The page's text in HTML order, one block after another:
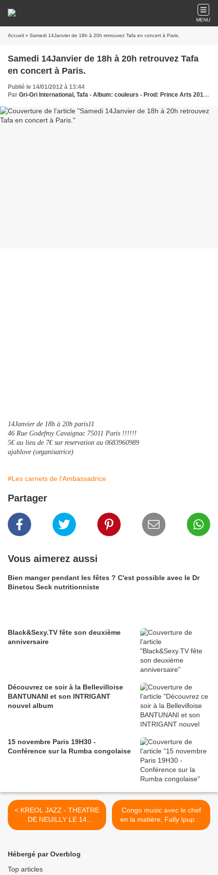
MENU
Accueil » Samedi 14Janvier de 18h à 20h retrouvez Tafa en concert à Paris.
Samedi 14Janvier de 18h à 20h retrouvez Tafa
en concert à Paris.
Publié le 14/01/2012 à 13:44
Par Gri-Gri International, Tafa - Album: couleurs - Prod: Prince Arts 2010 - Real: A. WONE, Couleur Piment
14Janvier de 18h à 20h paris11
46 Rue Godefroy Cavaignac 75011 Paris !!!!!!
5€ au lieu de 7€ sur reservation au 0683960989
ajahlove (organisatrice)
#Les carnets de l'Ambassadrice
Partager
Vous aimerez aussi
Bien manger pendant les fêtes ? C'est possible avec le Dr
Binetou Seck nutritionniste
Black&Sexy.TV fête son deuxième
anniversaire
Découvrez ce soir à la Bellevilloise
BANTUNANI et son INTRIGANT
nouvel album
15 novembre Paris 19H30 -
Conférence sur la Rumba congolaise
< KREOL JAZZ - THEATRE
DE NEUILLY LE 14
JANVIER 2012
Congo music avec le chef
en la matière, Fally Ipupa :
"Bakandja" >
Hébergé par Overblog
Top articles